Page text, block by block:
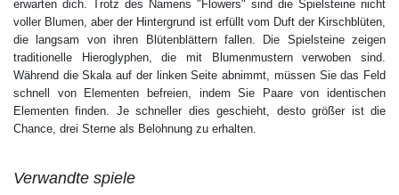
erwarten dich. Trotz des Namens "Flowers" sind die Spielsteine nicht
voller Blumen, aber der Hintergrund ist erfüllt vom Duft der Kirschblüten,
die langsam von ihren Blütenblättern fallen. Die Spielsteine zeigen
traditionelle Hieroglyphen, die mit Blumenmustern verwoben sind.
Während die Skala auf der linken Seite abnimmt, müssen Sie das Feld
schnell von Elementen befreien, indem Sie Paare von identischen
Elementen finden. Je schneller dies geschieht, desto größer ist die
Chance, drei Sterne als Belohnung zu erhalten.
Verwandte spiele